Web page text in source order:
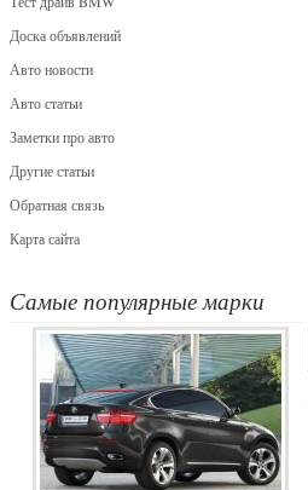
Доска объявлений
Авто новости
Авто статьи
Заметки про авто
Другие статьи
Обратная связь
Карта сайта
Самые популярные марки